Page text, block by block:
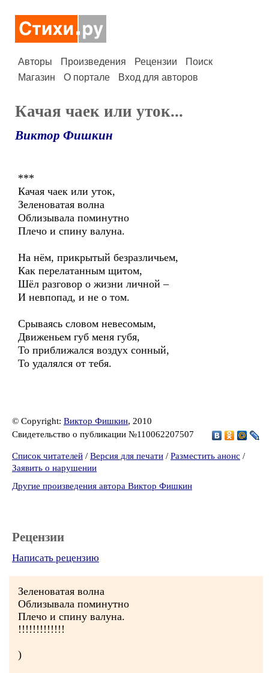
Авторы Произведения Рецензии
Поиск
Магазин
О портале Вход для авторов
Качая чаек или уток...
Виктор Фишкин
***
Качая чаек или уток,
Зеленоватая волна
Облизывала поминутно
Плечо и спину валуна.
На нём, прикрытый безразличьем,
Как перелатанным щитом,
Шёл разговор о жизни личной –
И невпопад, и не о том.
Срываясь словом невесомым,
Движеньем губ меня губя,
То приближался воздух сонный,
То удалялся от тебя.
© Copyright: Виктор Фишкин, 2010
Свидетельство о публикации №110062207507
Список читателей / Версия для печати / Разместить анонс /
Заявить о нарушении
Другие произведения автора Виктор Фишкин
Рецензии
Написать рецензию
Зеленоватая волна
Облизывала поминутно
Плечо и спину валуна.
!!!!!!!!!!!!!
)